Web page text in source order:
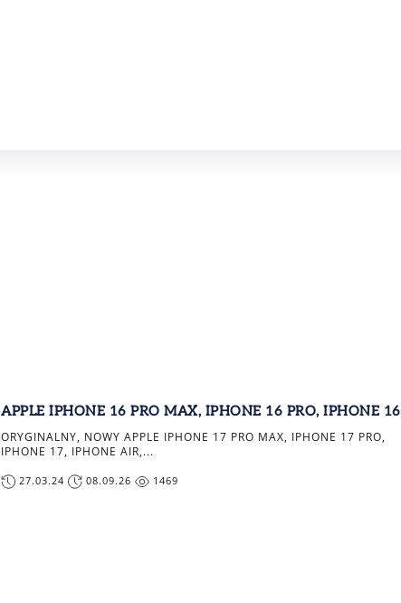
APPLE IPHONE 16 PRO MAX, IPHONE 16 PRO, IPHONE 16
ORYGINALNY, NOWY APPLE IPHONE 17 PRO MAX, IPHONE 17 PRO,
IPHONE 17, IPHONE AIR,...
27.03.24 08.09.26 1469